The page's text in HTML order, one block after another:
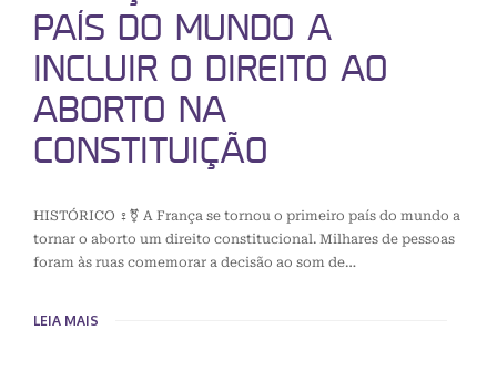
PAÍS DO MUNDO A
INCLUIR O DIREITO AO
ABORTO NA
CONSTITUIÇÃO
HISTÓRICO ♀️⚧️ A França se tornou o primeiro país do mundo a
tornar o aborto um direito constitucional. Milhares de pessoas
foram às ruas comemorar a decisão ao som de…
LEIA MAIS